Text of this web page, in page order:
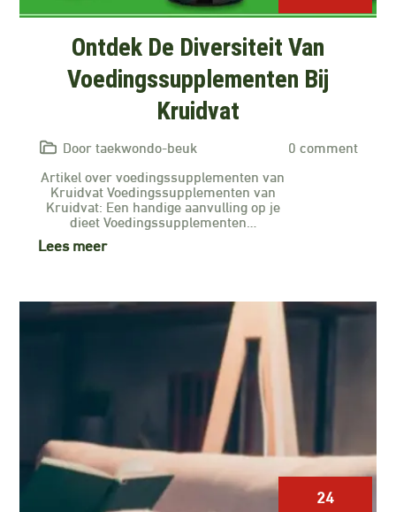
Ontdek De Diversiteit Van
Voedingssupplementen Bij
Kruidvat
Door taekwondo-beuk
0 comment
Artikel over voedingssupplementen van
Kruidvat Voedingssupplementen van
Kruidvat: Een handige aanvulling op je
dieet Voedingssupplementen…
Lees meer
24